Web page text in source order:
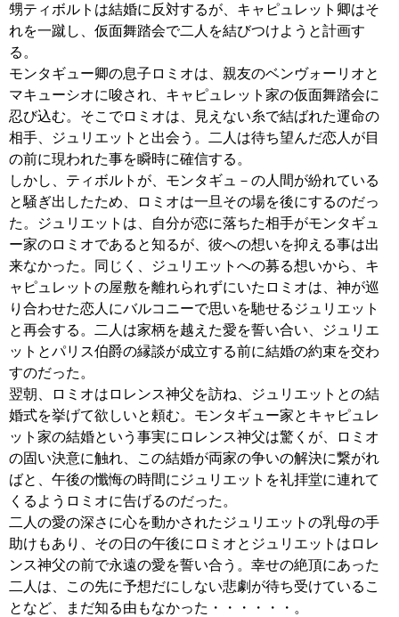
甥ティボルトは結婚に反対するが、キャピュレット卿はそ
れを一蹴し、仮面舞踏会で二人を結びつけようと計画す
る。
モンタギュー卿の息子ロミオは、親友のベンヴォーリオと
マキューシオに唆され、キャピュレット家の仮面舞踏会に
忍び込む。そこでロミオは、見えない糸で結ばれた運命の
相手、ジュリエットと出会う。二人は待ち望んだ恋人が目
の前に現われた事を瞬時に確信する。
しかし、ティボルトが、モンタギュ－の人間が紛れている
と騒ぎ出したため、ロミオは一旦その場を後にするのだっ
た。ジュリエットは、自分が恋に落ちた相手がモンタギュ
ー家のロミオであると知るが、彼への想いを抑える事は出
来なかった。同じく、ジュリエットへの募る想いから、キ
ャピュレットの屋敷を離れられずにいたロミオは、神が巡
り合わせた恋人にバルコニーで思いを馳せるジュリエット
と再会する。二人は家柄を越えた愛を誓い合い、ジュリエ
ットとパリス伯爵の縁談が成立する前に結婚の約束を交わ
すのだった。
翌朝、ロミオはロレンス神父を訪ね、ジュリエットとの結
婚式を挙げて欲しいと頼む。モンタギュー家とキャピュレ
ット家の結婚という事実にロレンス神父は驚くが、ロミオ
の固い決意に触れ、この結婚が両家の争いの解決に繋がれ
ばと、午後の懺悔の時間にジュリエットを礼拝堂に連れて
くるようロミオに告げるのだった。
二人の愛の深さに心を動かされたジュリエットの乳母の手
助けもあり、その日の午後にロミオとジュリエットはロレ
ンス神父の前で永遠の愛を誓い合う。幸せの絶頂にあった
二人は、この先に予想だにしない悲劇が待ち受けているこ
となど、まだ知る由もなかった・・・・・・。